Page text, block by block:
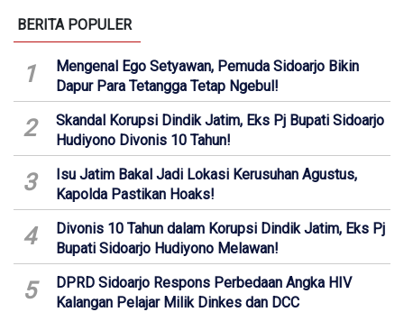
BERITA POPULER
1
Mengenal Ego Setyawan, Pemuda Sidoarjo Bikin
Dapur Para Tetangga Tetap Ngebul!
2
Skandal Korupsi Dindik Jatim, Eks Pj Bupati Sidoarjo
Hudiyono Divonis 10 Tahun!
3
Isu Jatim Bakal Jadi Lokasi Kerusuhan Agustus,
Kapolda Pastikan Hoaks!
4
Divonis 10 Tahun dalam Korupsi Dindik Jatim, Eks Pj
Bupati Sidoarjo Hudiyono Melawan!
5
DPRD Sidoarjo Respons Perbedaan Angka HIV
Kalangan Pelajar Milik Dinkes dan DCC